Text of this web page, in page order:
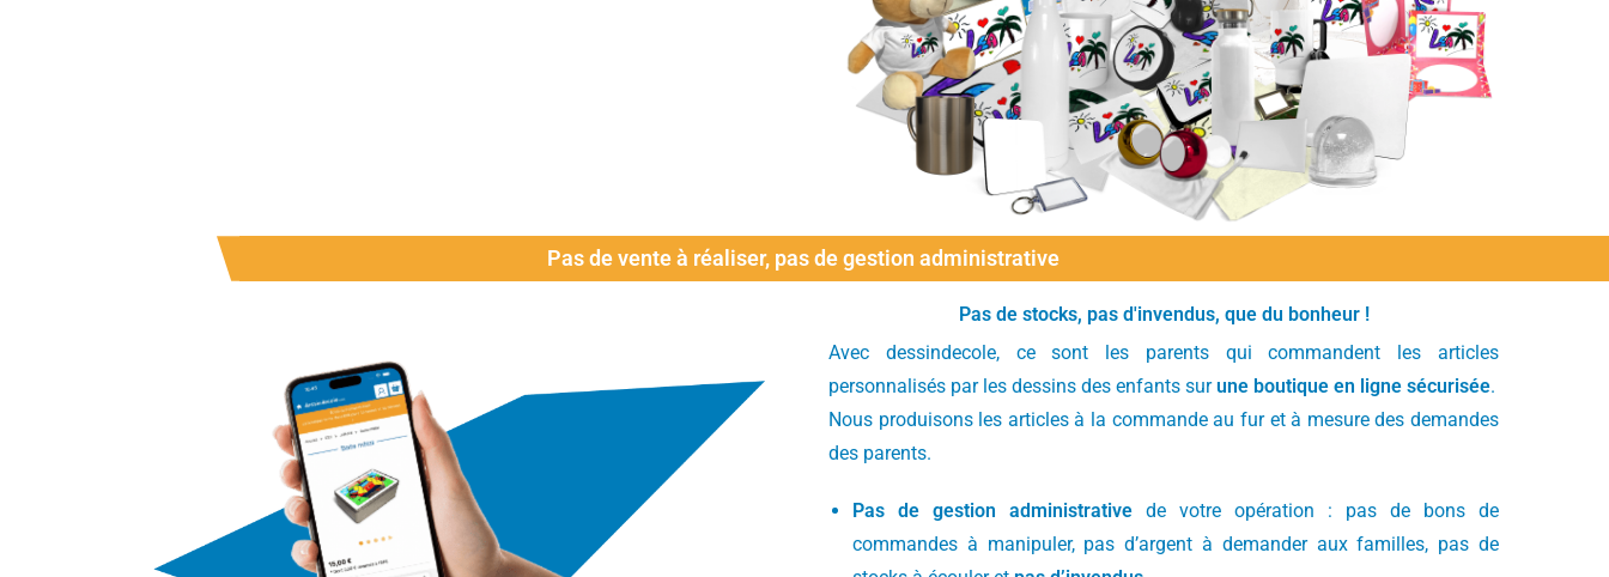
Pas de vente à réaliser, pas de gestion administrative
Pas de stocks, pas d'invendus, que du bonheur !​
Avec dessindecole, ce sont les parents qui commandent les articles
personnalisés par les dessins des enfants surune boutique en ligne sécurisée.
Nous produisons les articles à la commande au fur et à mesure des demandes
des parents.
Pas de gestion administrative de votre opération : pas de bons de
commandes à manipuler, pas d’argent à demander aux familles, pas de